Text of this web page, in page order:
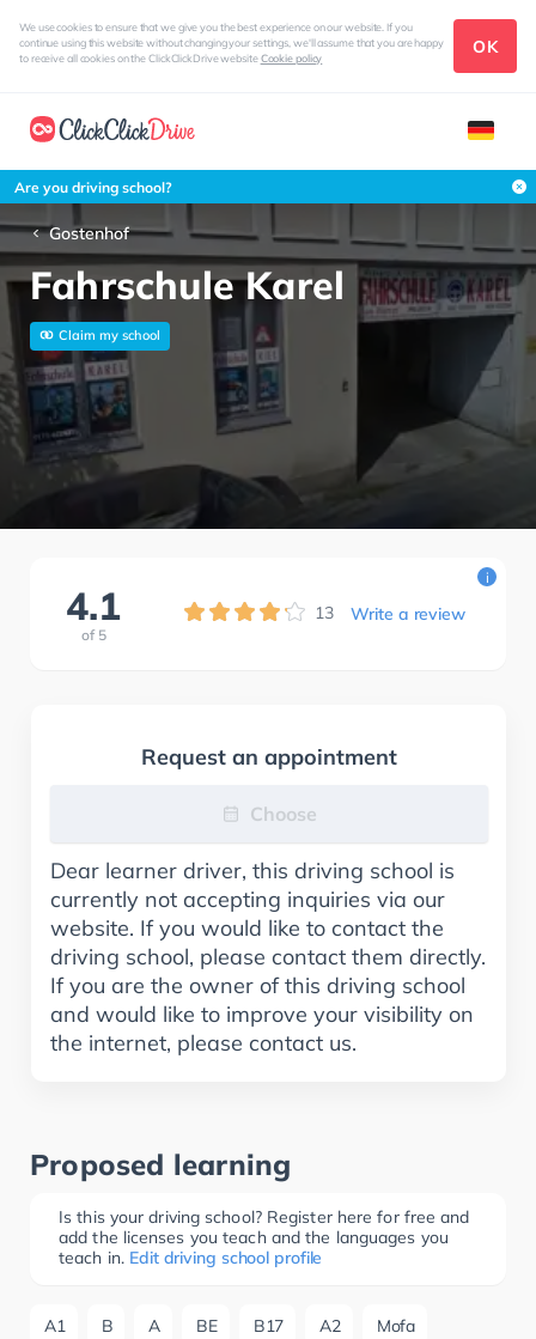
We use cookies to ensure that we give you the best experience on our website. If you
continue using this website without changing your settings, we'll assume that you are happy
to receive all cookies on the ClickClickDrive websiteCookie policy
OK
Are you driving school?
Gostenhof
Fahrschule Karel
Claim my school
4.1
of 5
13 Write a review
i
Request an appointment
Choose
Dear learner driver, this driving school is
currently not accepting inquiries via our
website. If you would like to contact the
driving school, please contact them directly.
If you are the owner of this driving school
and would like to improve your visibility on
the internet, please contact us.
Proposed learning
Is this your driving school? Register here for free and
add the licenses you teach and the languages you
teach in. Edit driving school profile
A1 B A BE B17 A2 Mofa